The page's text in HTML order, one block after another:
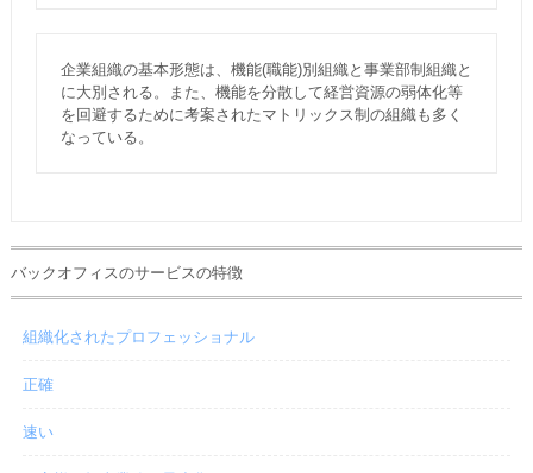
企業組織の基本形態は、機能(職能)別組織と事業部制組織と
に大別される。また、機能を分散して経営資源の弱体化等
を回避するために考案されたマトリックス制の組織も多く
なっている。
バックオフィスのサービスの特徴
組織化されたプロフェッショナル
正確
速い